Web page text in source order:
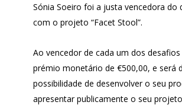
Sónia Soeiro foi a justa vencedora do
com o projeto “Facet Stool”.
Ao vencedor de cada um dos
prémio monetário de €500,00, e será
possibilidade de desenvolver o seu
apresentar publicamente o seu